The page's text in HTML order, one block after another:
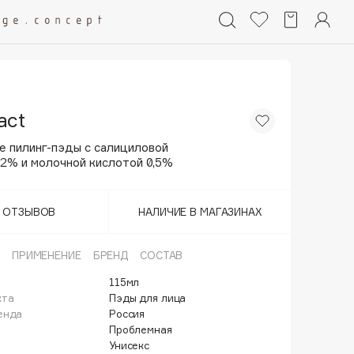
пилинг-пэды с салициловой
и молочной кислотой 0,5%
ОТЗЫВОВ НАЛИЧИЕ В МАГАЗИНАХ
ПРИМЕНЕНИЕ БРЕНД СОСТАВ
115мл
Пэды для лица
Россия
Проблемная
Унисекс